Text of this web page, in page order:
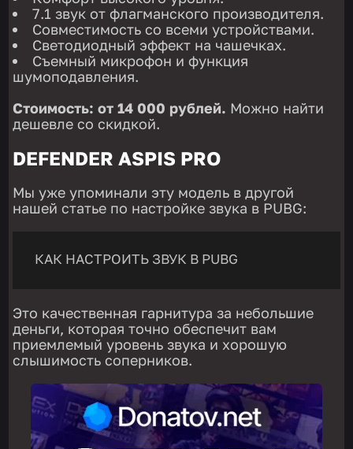
7.1 звук от флагманского производителя.
Совместимость со всеми устройствами.
Светодиодный эффект на чашечках.
Съемный микрофон и функция
шумоподавления.
Стоимость: от 14 000 рублей. Можно найти
дешевле со скидкой.
DEFENDER ASPIS PRO
Мы уже упоминали эту модель в другой
нашей статье по настройке звука в PUBG:
КАК НАСТРОИТЬ ЗВУК В PUBG
Это качественная гарнитура за небольшие
деньги, которая точно обеспечит вам
приемлемый уровень звука и хорошую
слышимость соперников.